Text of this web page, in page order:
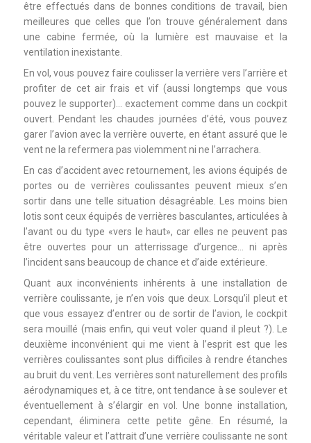
être effectués dans de bonnes conditions de travail, bien
meilleures que celles que l’on trouve généralement dans
une cabine fermée, où la lumière est mauvaise et la
ventilation inexistante.
En vol, vous pouvez faire coulisser la verrière vers l’arrière et
profiter de cet air frais et vif (aussi longtemps que vous
pouvez le supporter)… exactement comme dans un cockpit
ouvert. Pendant les chaudes journées d’été, vous pouvez
garer l’avion avec la verrière ouverte, en étant assuré que le
vent ne la refermera pas violemment ni ne l’arrachera.
En cas d’accident avec retournement, les avions équipés de
portes ou de verrières coulissantes peuvent mieux s’en
sortir dans une telle situation désagréable. Les moins bien
lotis sont ceux équipés de verrières basculantes, articulées à
l’avant ou du type «vers le haut», car elles ne peuvent pas
être ouvertes pour un atterrissage d’urgence… ni après
l’incident sans beaucoup de chance et d’aide extérieure.
Quant aux inconvénients inhérents à une installation de
verrière coulissante, je n’en vois que deux. Lorsqu’il pleut et
que vous essayez d’entrer ou de sortir de l’avion, le cockpit
sera mouillé (mais enfin, qui veut voler quand il pleut ?). Le
deuxième inconvénient qui me vient à l’esprit est que les
verrières coulissantes sont plus difficiles à rendre étanches
au bruit du vent. Les verrières sont naturellement des profils
aérodynamiques et, à ce titre, ont tendance à se soulever et
éventuellement à s’élargir en vol. Une bonne installation,
cependant, éliminera cette petite gêne. En résumé, la
véritable valeur et l’attrait d’une verrière coulissante ne sont